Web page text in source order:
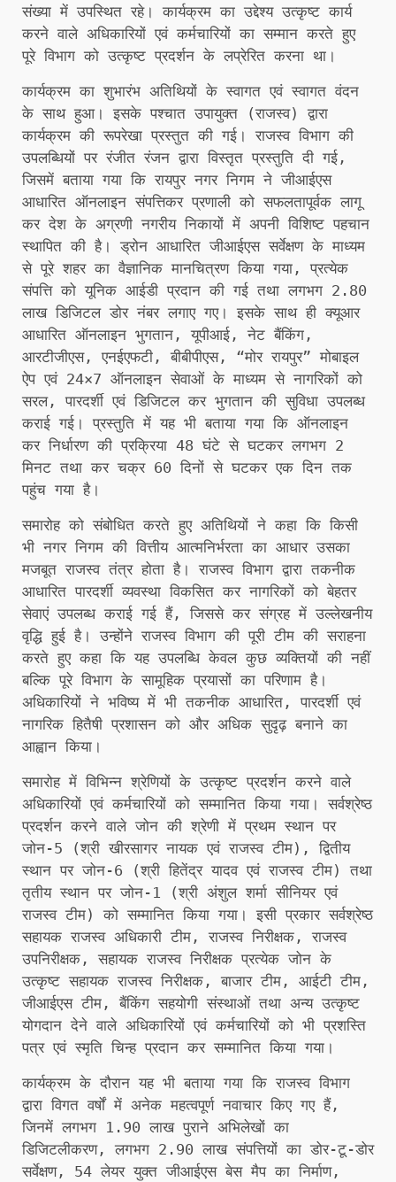
संख्या में उपस्थित रहे। कार्यक्रम का उद्देश्य उत्कृष्ट कार्य
करने वाले अधिकारियों एवं कर्मचारियों का सम्मान करते हुए
पूरे विभाग को उत्कृष्ट प्रदर्शन के लप्रेरित करना था।
कार्यक्रम का शुभारंभ अतिथियों के स्वागत एवं स्वागत वंदन
के साथ हुआ। इसके पश्चात उपायुक्त (राजस्व) द्वारा
कार्यक्रम की रूपरेखा प्रस्तुत की गई। राजस्व विभाग की
उपलब्धियों पर रंजीत रंजन द्वारा विस्तृत प्रस्तुति दी गई,
जिसमें बताया गया कि रायपुर नगर निगम ने जीआईएस
आधारित ऑनलाइन संपत्तिकर प्रणाली को सफलतापूर्वक लागू
कर देश के अग्रणी नगरीय निकायों में अपनी विशिष्ट पहचान
स्थापित की है। ड्रोन आधारित जीआईएस सर्वेक्षण के माध्यम
से पूरे शहर का वैज्ञानिक मानचित्रण किया गया, प्रत्येक
संपत्ति को यूनिक आईडी प्रदान की गई तथा लगभग 2.80
लाख डिजिटल डोर नंबर लगाए गए। इसके साथ ही क्यूआर
आधारित ऑनलाइन भुगतान, यूपीआई, नेट बैंकिंग,
आरटीजीएस, एनईएफटी, बीबीपीएस, “मोर रायपुर” मोबाइल
ऐप एवं 24×7 ऑनलाइन सेवाओं के माध्यम से नागरिकों को
सरल, पारदर्शी एवं डिजिटल कर भुगतान की सुविधा उपलब्ध
कराई गई। प्रस्तुति में यह भी बताया गया कि ऑनलाइन
कर निर्धारण की प्रक्रिया 48 घंटे से घटकर लगभग 2
मिनट तथा कर चक्र 60 दिनों से घटकर एक दिन तक
पहुंच गया है।
समारोह को संबोधित करते हुए अतिथियों ने कहा कि किसी
भी नगर निगम की वित्तीय आत्मनिर्भरता का आधार उसका
मजबूत राजस्व तंत्र होता है। राजस्व विभाग द्वारा तकनीक
आधारित पारदर्शी व्यवस्था विकसित कर नागरिकों को बेहतर
सेवाएं उपलब्ध कराई गई हैं, जिससे कर संग्रह में उल्लेखनीय
वृद्धि हुई है। उन्होंने राजस्व विभाग की पूरी टीम की सराहना
करते हुए कहा कि यह उपलब्धि केवल कुछ व्यक्तियों की नहीं
बल्कि पूरे विभाग के सामूहिक प्रयासों का परिणाम है।
अधिकारियों ने भविष्य में भी तकनीक आधारित, पारदर्शी एवं
नागरिक हितैषी प्रशासन को और अधिक सुदृढ़ बनाने का
आह्वान किया।
समारोह में विभिन्न श्रेणियों के उत्कृष्ट प्रदर्शन करने वाले
अधिकारियों एवं कर्मचारियों को सम्मानित किया गया। सर्वश्रेष्ठ
प्रदर्शन करने वाले जोन की श्रेणी में प्रथम स्थान पर
जोन-5 (श्री खीरसागर नायक एवं राजस्व टीम), द्वितीय
स्थान पर जोन-6 (श्री हितेंद्र यादव एवं राजस्व टीम) तथा
तृतीय स्थान पर जोन-1 (श्री अंशुल शर्मा सीनियर एवं
राजस्व टीम) को सम्मानित किया गया। इसी प्रकार सर्वश्रेष्ठ
सहायक राजस्व अधिकारी टीम, राजस्व निरीक्षक, राजस्व
उपनिरीक्षक, सहायक राजस्व निरीक्षक प्रत्येक जोन के
उत्कृष्ट सहायक राजस्व निरीक्षक, बाजार टीम, आईटी टीम,
जीआईएस टीम, बैंकिंग सहयोगी संस्थाओं तथा अन्य उत्कृष्ट
योगदान देने वाले अधिकारियों एवं कर्मचारियों को भी प्रशस्ति
पत्र एवं स्मृति चिन्ह प्रदान कर सम्मानित किया गया।
कार्यक्रम के दौरान यह भी बताया गया कि राजस्व विभाग
द्वारा विगत वर्षों में अनेक महत्वपूर्ण नवाचार किए गए हैं,
जिनमें लगभग 1.90 लाख पुराने अभिलेखों का
डिजिटलीकरण, लगभग 2.90 लाख संपत्तियों का डोर-टू-डोर
सर्वेक्षण, 54 लेयर युक्त जीआईएस बेस मैप का निर्माण,